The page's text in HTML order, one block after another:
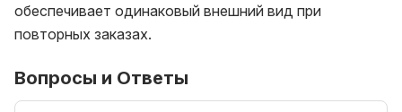
обеспечивает одинаковый внешний вид при
повторных заказах.
Вопросы и Ответы